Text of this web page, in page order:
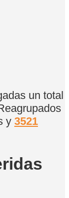
un total
y 3521